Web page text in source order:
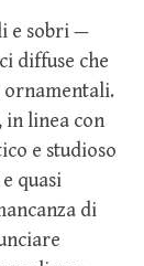
e sobri —
diffuse che
ornamentali.
in linea con
e studioso
quasi
di